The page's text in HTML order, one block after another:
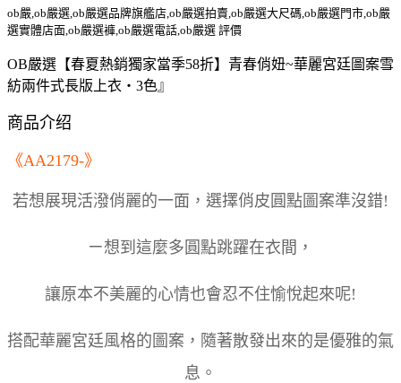
ob嚴,ob嚴選,ob嚴選品牌旗艦店,ob嚴選拍賣,ob嚴選大尺碼,ob嚴選門市,ob嚴
選實體店面,ob嚴選褲,ob嚴選電話,ob嚴選 評價
OB嚴選【春夏熱銷獨家當季58折】青春俏妞~華麗宮廷圖案雪
紡兩件式長版上衣‧3色』
商品介绍
《AA2179-》
若想展現活潑俏麗的一面，選擇俏皮圓點圖案準沒錯!
ㄧ想到這麼多圓點跳躍在衣間，
讓原本不美麗的心情也會忍不住愉悅起來呢!
搭配華麗宮廷風格的圖案，隨著散發出來的是優雅的氣
息。